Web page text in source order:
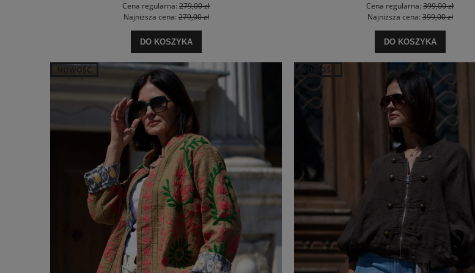
Cena regularna:279,00 zł
Najniższa cena:279,00 zł
DO KOSZYKA
Cena regularna:399,00 zł
Najniższa cena:399,00 zł
DO KOSZYKA
NOWOŚĆ NOWOŚĆ